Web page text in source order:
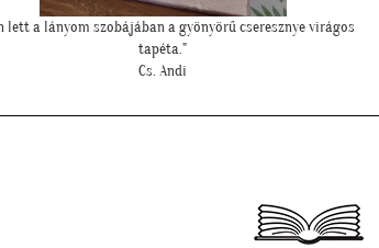
"Meseszép lett a tapéta! Köszönöm a sok segítséget"
T. Mariann